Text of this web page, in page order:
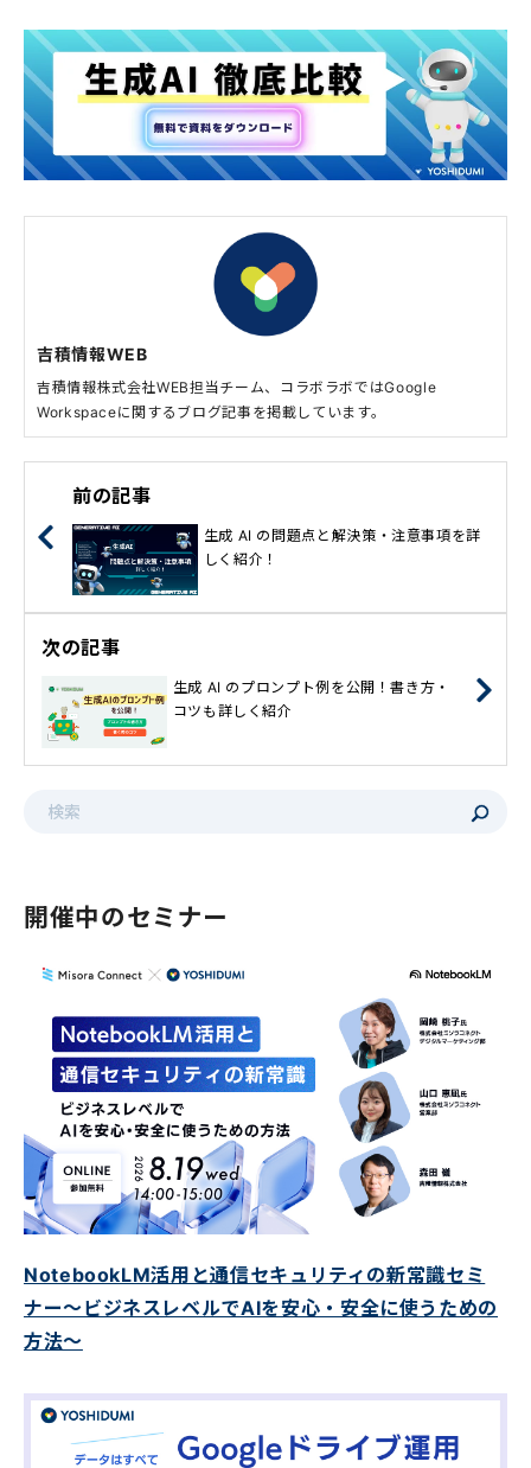
吉積情報WEB
吉積情報株式会社WEB担当チーム、コラボラボではGoogle
Workspaceに関するブログ記事を掲載しています。
前の記事
生成 AI の問題点と解決策・注意事項を詳
しく紹介！
次の記事
生成 AI のプロンプト例を公開！書き方・
コツも詳しく紹介
これは、自動候補機能付きの検索フィールドです。
開催中のセミナー
NotebookLM活用と通信セキュリティの新常識セミ
ナー〜ビジネスレベルでAIを安心・安全に使うための
方法〜